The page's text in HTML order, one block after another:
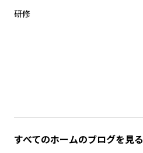
研修
すべてのホームのブログを見る